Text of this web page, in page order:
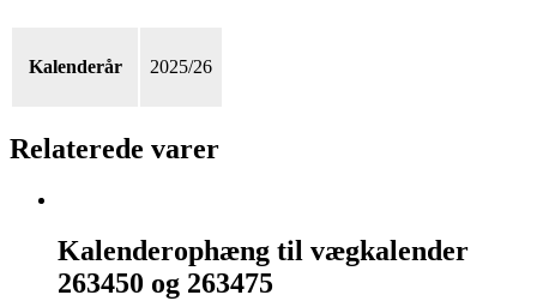
Kalenderår 2025/26
Relaterede varer
til
vægkalender
263450
Kalenderophæng til vægkalender
263450 og 263475